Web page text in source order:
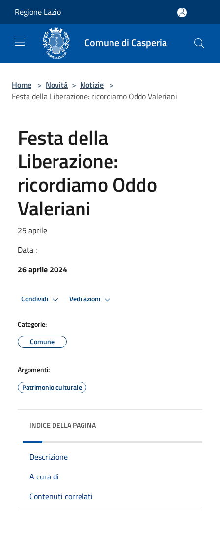
Regione Lazio
Comune di Casperia
Home > Novità > Notizie >
Festa della Liberazione: ricordiamo Oddo Valeriani
Festa della
Liberazione:
ricordiamo Oddo
Valeriani
25 aprile
Data :
26 aprile 2024
Condividi Vedi azioni
Categorie:
Comune
Argomenti:
Patrimonio culturale
INDICE DELLA PAGINA
Descrizione
A cura di
Contenuti correlati